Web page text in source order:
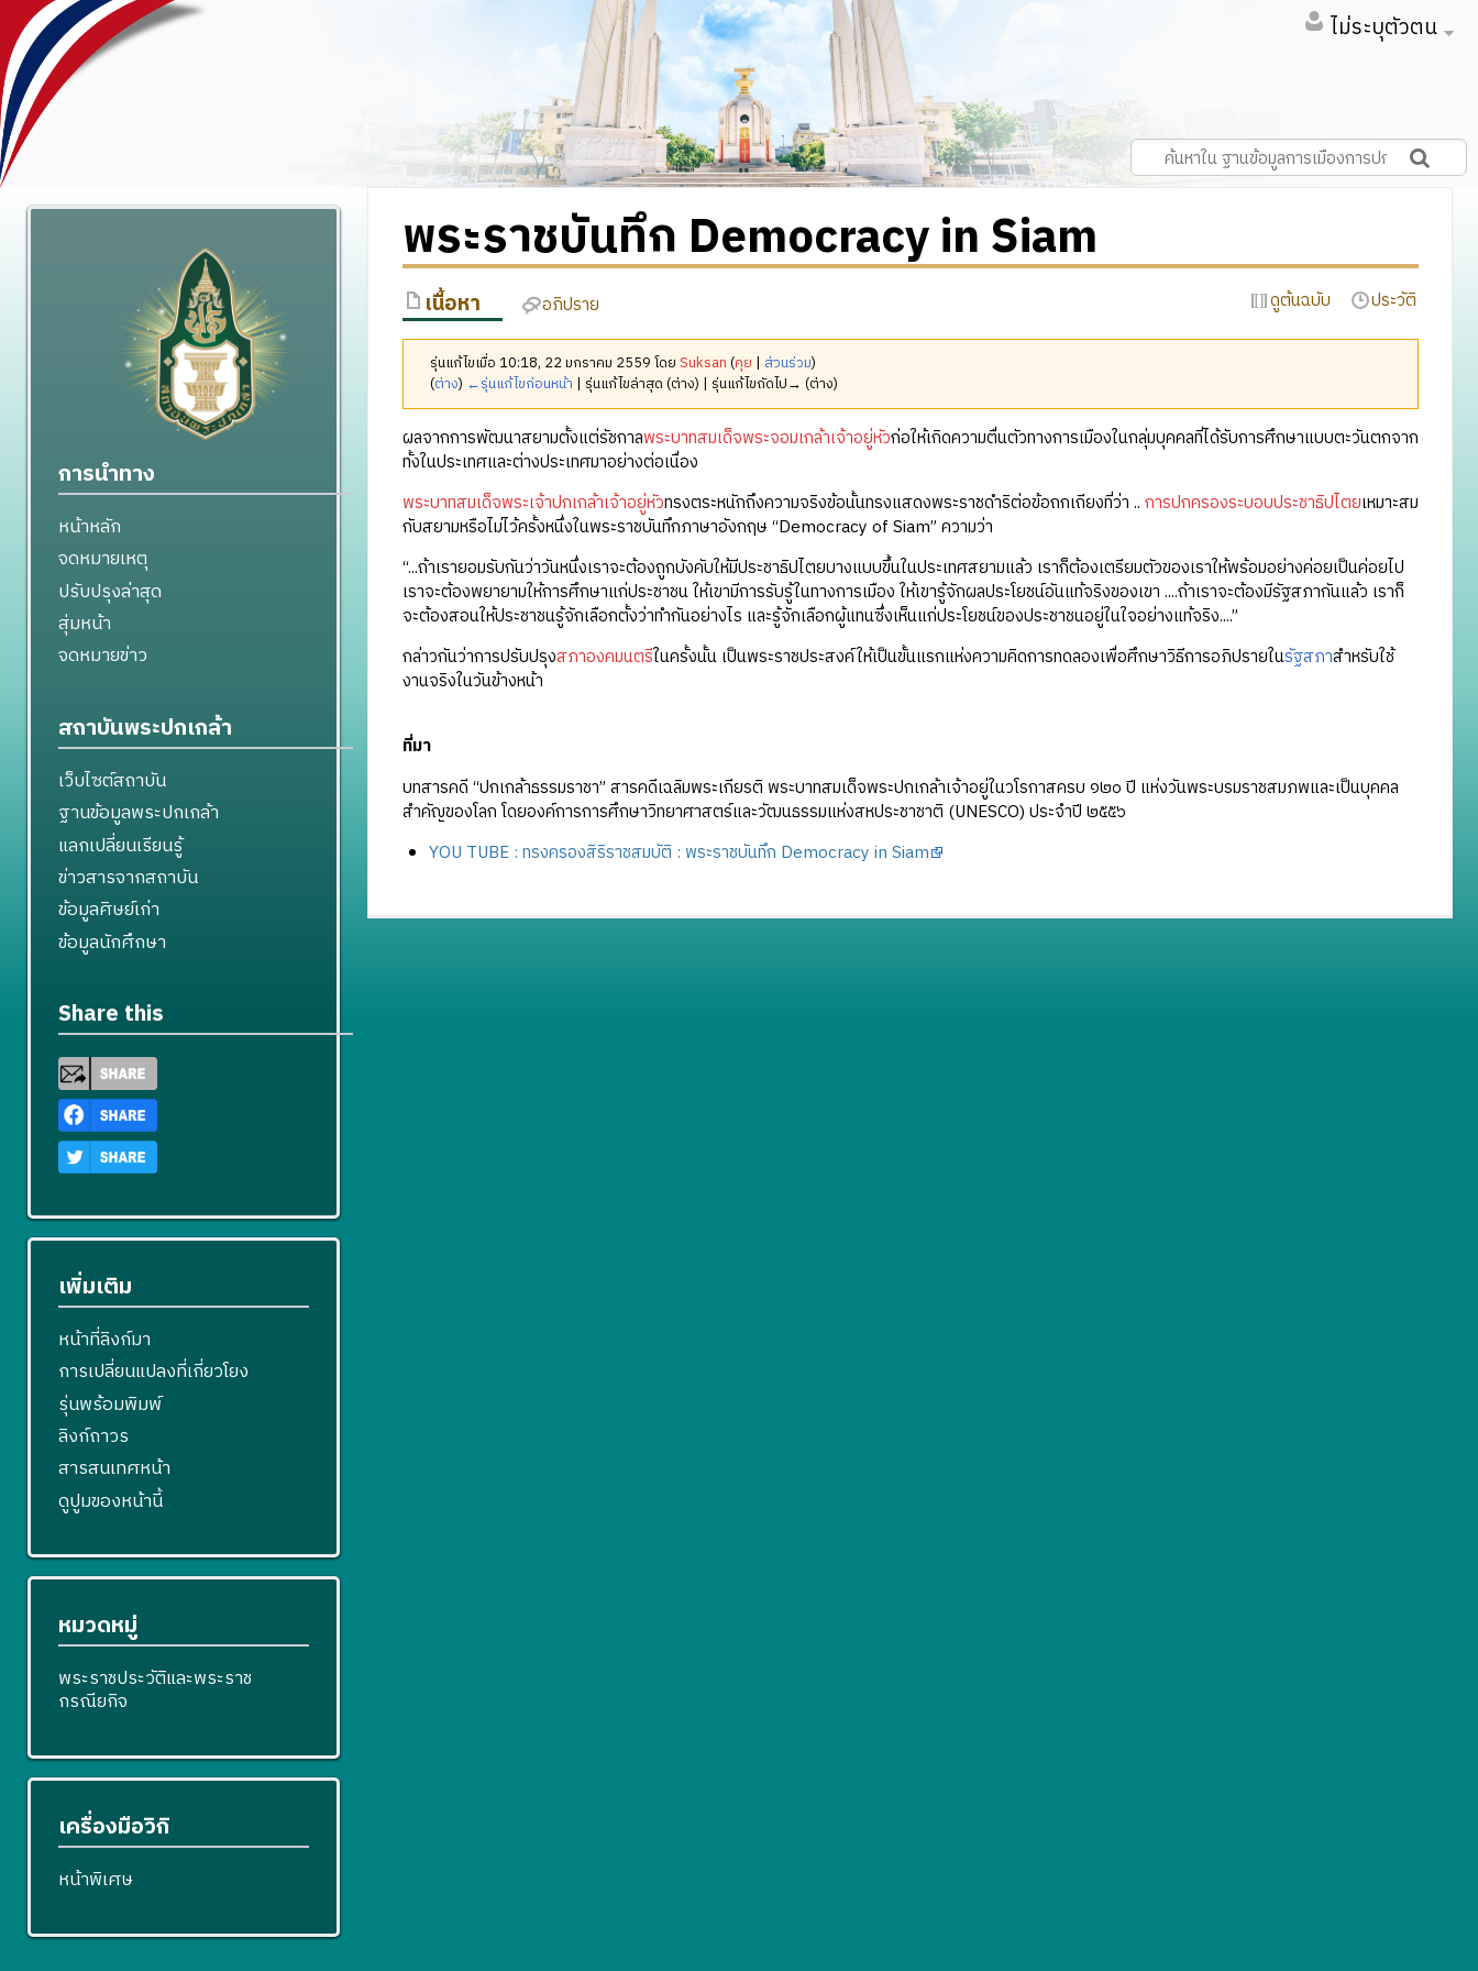
ไม่ระบุตัวตน
พระราชบันทึก Democracy in Siam
เนื้อหา อภิปราย ดูต้นฉบับ ประวัติ
รุ่นแก้ไขเมื่อ 10:18, 22 มกราคม 2559 โดยSuksan (คุย | ส่วนร่วม)
(ต่าง) ←รุ่นแก้ไขก่อนหน้า | รุ่นแก้ไขล่าสุด (ต่าง) | รุ่นแก้ไขถัดไป→ (ต่าง)
ผลจากการพัฒนาสยามตั้งแต่รัชกาลพระบาทสมเด็จพระจอมเกล้าเจ้าอยู่หัวก่อให้เกิดความตื่นตัวทางการเมืองในกลุ่มบุคคลที่ได้รับการศึกษาแบบตะวันตกจาก
ทั้งในประเทศและต่างประเทศมาอย่างต่อเนื่อง
พระบาทสมเด็จพระเจ้าปกเกล้าเจ้าอยู่หัวทรงตระหนักถึงความจริงข้อนั้นทรงแสดงพระราชดำริต่อข้อถกเถียงที่ว่า .. การปกครองระบอบประชาธิปไตยเหมาะสม
กับสยามหรือไม่ไว้ครั้งหนึ่งในพระราชบันทึกภาษาอังกฤษ “Democracy of Siam” ความว่า
“...ถ้าเรายอมรับกันว่าวันหนึ่งเราจะต้องถูกบังคับให้มีประชาธิปไตยบางแบบขึ้นในประเทศสยามแล้ว เราก็ต้องเตรียมตัวของเราให้พร้อมอย่างค่อยเป็นค่อยไป
เราจะต้องพยายามให้การศึกษาแก่ประชาชน ให้เขามีการรับรู้ในทางการเมือง ให้เขารู้จักผลประโยชน์อันแท้จริงของเขา ....ถ้าเราจะต้องมีรัฐสภากันแล้ว เราก็
จะต้องสอนให้ประชาชนรู้จักเลือกตั้งว่าทำกันอย่างไร และรู้จักเลือกผู้แทนซึ่งเห็นแก่ประโยชน์ของประชาชนอยู่ในใจอย่างแท้จริง....”
กล่าวกันว่าการปรับปรุงสภาองคมนตรีในครั้งนั้น เป็นพระราชประสงค์ให้เป็นขั้นแรกแห่งความคิดการทดลองเพื่อศึกษาวิธีการอภิปรายในรัฐสภาสำหรับใช้
งานจริงในวันข้างหน้า
ที่มา
บทสารคดี “ปกเกล้าธรรมราชา” สารคดีเฉลิมพระเกียรติ พระบาทสมเด็จพระปกเกล้าเจ้าอยู่ในวโรกาสครบ ๑๒๐ ปี แห่งวันพระบรมราชสมภพและเป็นบุคคล
สำคัญของโลก โดยองค์การการศึกษาวิทยาศาสตร์และวัฒนธรรมแห่งสหประชาชาติ (UNESCO) ประจำปี ๒๕๕๖
YOU TUBE : ทรงครองสิริราชสมบัติ : พระราชบันทึก Democracy in Siam
การนำทาง
หน้าหลัก
จดหมายเหตุ
ปรับปรุงล่าสุด
สุ่มหน้า
จดหมายข่าว
สถาบันพระปกเกล้า
เว็บไซต์สถาบัน
ฐานข้อมูลพระปกเกล้า
แลกเปลี่ยนเรียนรู้
ข่าวสารจากสถาบัน
ข้อมูลศิษย์เก่า
ข้อมูลนักศึกษา
Share this
เพิ่มเติม
หน้าที่ลิงก์มา
การเปลี่ยนแปลงที่เกี่ยวโยง
รุ่นพร้อมพิมพ์
ลิงก์ถาวร
สารสนเทศหน้า
ดูปูมของหน้านี้
หมวดหมู่
พระราชประวัติและพระราช
กรณียกิจ
เครื่องมือวิกิ
หน้าพิเศษ